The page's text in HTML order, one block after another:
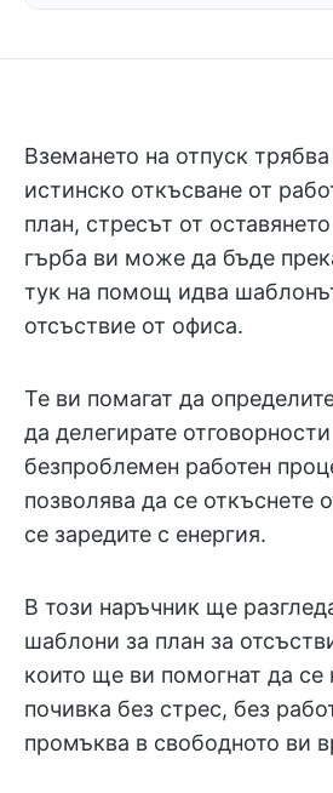
Вземането на отпуск
истинско откъсване от
план, стресът от
гърба ви може да бъде
тук на помощ идва
отсъствие от офиса.
Те ви помагат да
да делегирате
безпроблемен работен
позволява да се откъснете
се заредите с енергия.
В този наръчник ще
шаблони за план за
които ще ви помогнат да се
почивка без стрес, без
промъква в свободното ви